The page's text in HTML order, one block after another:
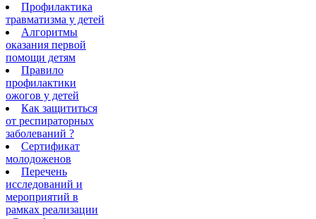
Профилактика
травматизма у детей
Алгоритмы
оказания первой
помощи детям
Правило
профилактики
ожогов у детей
Как защититься
от респираторных
заболеваний ?
Сертификат
молодоженов
Перечень
исследований и
мероприятий в
рамках реализации